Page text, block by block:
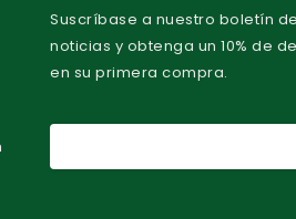
Suscríbase a nuestro boletín de
noticias y obtenga un 10% de
en su primera compra.